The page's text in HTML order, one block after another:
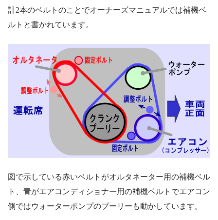
計2本のベルトのことでオーナーズマニュアルでは補機ベ
ルトと書かれています。
図で示している赤いベルトがオルタネーター用の補機ベル
ト、青がエアコンディショナー用の補機ベルトでエアコン
側ではウォーターポンプのプーリーも動かしています。